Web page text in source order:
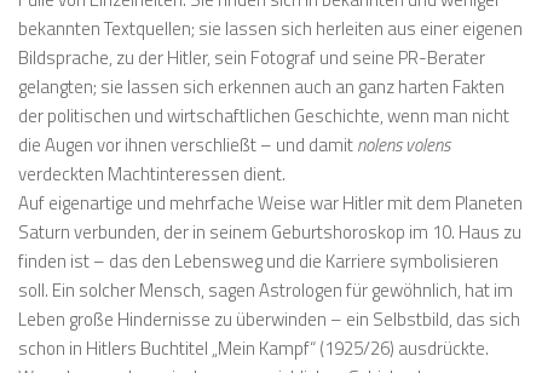
bekannten Textquellen; sie lassen sich herleiten aus einer eigenen
Bildsprache, zu der Hitler, sein Fotograf und seine PR-Berater
gelangten; sie lassen sich erkennen auch an ganz harten Fakten
der politischen und wirtschaftlichen Geschichte, wenn man nicht
die Augen vor ihnen verschließt – und damitnolens volens
verdeckten Machtinteressen dient.
Auf eigenartige und mehrfache Weise war Hitler mit dem Planeten
Saturn verbunden, der in seinem Geburtshoroskop im 10. Haus zu
finden ist – das den Lebensweg und die Karriere symbolisieren
soll. Ein solcher Mensch, sagen Astrologen für gewöhnlich, hat im
Leben große Hindernisse zu überwinden – ein Selbstbild, das sich
schon in Hitlers Buchtitel „Mein Kampf“ (1925/26) ausdrückte.